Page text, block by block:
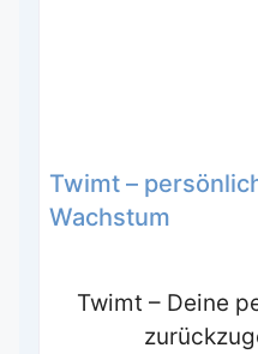
Twimt –
Wachstum
Twimt – Deine